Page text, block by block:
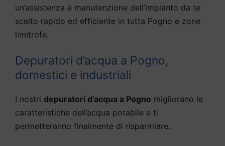
un’assistenza e manutenzione dell’impianto da te
scelto rapido ed efficiente in tutta Pogno e zone
limitrofe.
Depuratori d’acqua a Pogno,
domestici e industriali
I nostri depuratori d’acqua a Pogno migliorano le
caratteristiche dell’acqua potabile e ti
permetteranno finalmente di risparmiare.